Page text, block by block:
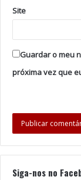
Site
Guardar o meu
próxima vez que
Siga-nos no